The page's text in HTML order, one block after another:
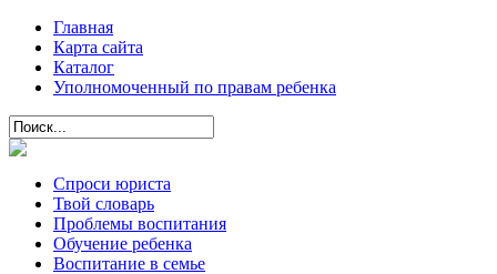
Главная
Карта сайта
Каталог
Уполномоченный по правам ребенка
Спроси юриста
Твой словарь
Проблемы воспитания
Обучение ребенка
Воспитание в семье